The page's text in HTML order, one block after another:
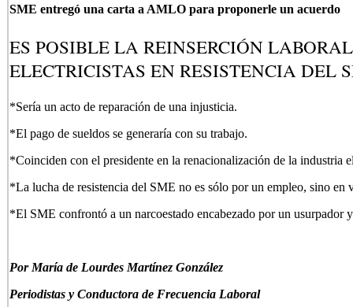
SME entregó una carta a AMLO para proponerle un acuerdo
ES POSIBLE LA REINSERCIÓN
ELECTRICISTAS EN RESISTENCIA DEL
*Sería un acto de reparación de una injusticia.
*El pago de sueldos se generaría con su trabajo.
*Coinciden con el presidente en la renacionalización de la industria
*La lucha de resistencia del SME no es sólo por un empleo, sino en
*El SME confrontó a un narcoestado encabezado por un usurpador
Por María de Lourdes Martínez González
Periodistas y Conductora de Frecuencia Laboral